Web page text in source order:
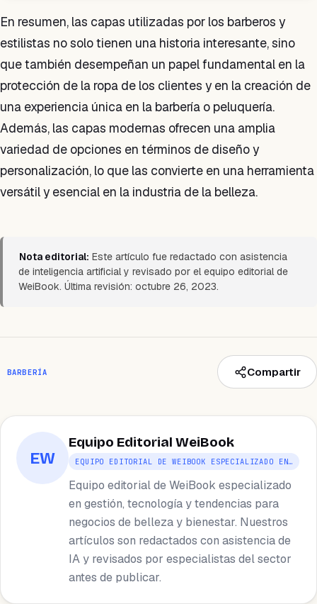
En resumen, las capas utilizadas por los barberos y
estilistas no solo tienen una historia interesante, sino
que también desempeñan un papel fundamental en la
protección de la ropa de los clientes y en la creación de
una experiencia única en la barbería o peluquería.
Además, las capas modernas ofrecen una amplia
variedad de opciones en términos de diseño y
personalización, lo que las convierte en una herramienta
versátil y esencial en la industria de la belleza.
Nota editorial: Este artículo fue redactado con asistencia
de inteligencia artificial y revisado por el equipo editorial de
WeiBook. Última revisión: octubre 26, 2023.
BARBERÍA Compartir
EW
Equipo Editorial WeiBook
EQUIPO EDITORIAL DE WEIBOOK ESPECIALIZADO EN…
Equipo editorial de WeiBook especializado
en gestión, tecnología y tendencias para
negocios de belleza y bienestar. Nuestros
artículos son redactados con asistencia de
IA y revisados por especialistas del sector
antes de publicar.